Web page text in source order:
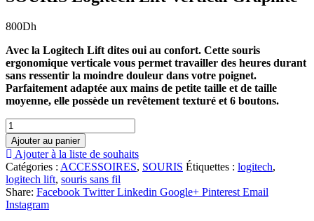
800Dh
Avec la Logitech Lift dites oui au confort. Cette souris
ergonomique verticale vous permet travailler des heures durant
sans ressentir la moindre douleur dans votre poignet.
Parfaitement adaptée aux mains de petite taille et de taille
moyenne, elle possède un revêtement texturé et 6 boutons.
quantité
de
SOURIS
Logitech
Lift
Vertical
Graphite
Ajouter au panier
Ajouter à la liste de souhaits
Catégories : ACCESSOIRES, SOURIS Étiquettes : logitech,
logitech lift, souris sans fil
Share: Facebook Twitter Linkedin Google+ Pinterest Email
Instagram